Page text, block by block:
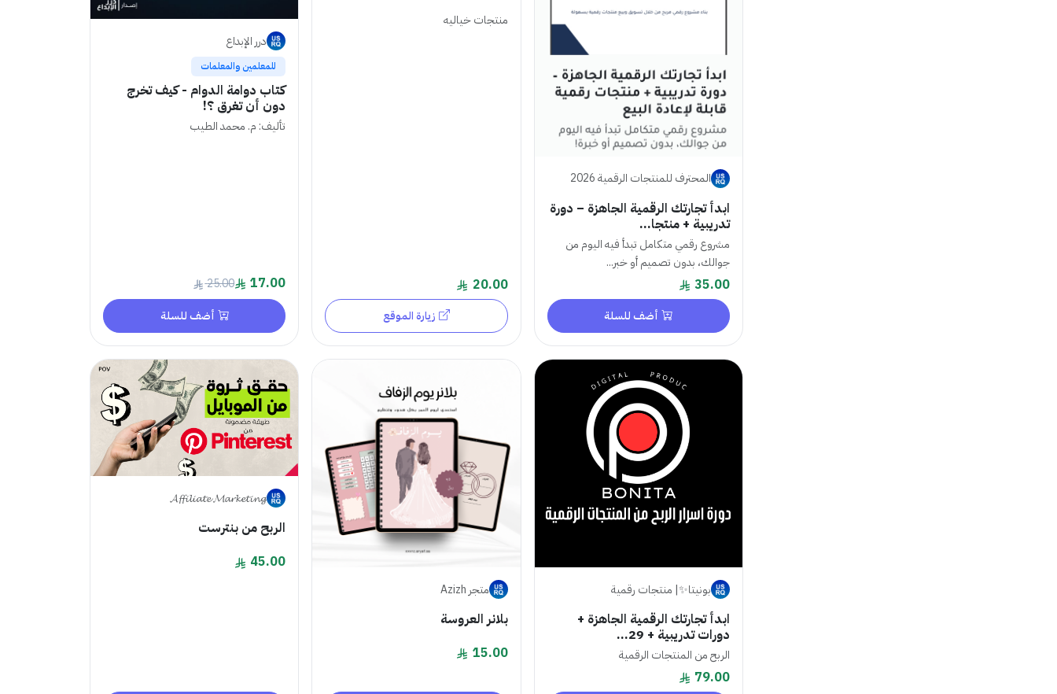
المحترف للمنتجات الرقمية 2026
ابدأ تجارتك الرقمية الجاهزة – دورة
تدريبية + منتجا...
مشروع رقمي متكامل تبدأ فيه اليوم من
جوالك، بدون تصميم أو خبر...
35.00
أضف للسلة
منتجات خياليه
20.00
زيارة الموقع
درر الإبداع
للمعلمين والمعلمات
كتاب دوامة الدوام - كيف تخرج
دون أن تغرق ؟!
تأليف: م. محمد الطيب
17.00
25.00
أضف للسلة
بونيتا✨| منتجات رقمية
‏ابدأ تجارتك الرقمية الجاهزة +
دورات تدريبية + 29...
الربح من المنتجات الرقمية
79.00
متجر Azizh
بلانر العروسة
15.00
𝓐𝓯𝓯𝓲𝓵𝓲𝓪𝓽𝓮 𝓜𝓪𝓻𝓴𝓮𝓽𝓲𝓷𝓰
الربح من بنترست
45.00